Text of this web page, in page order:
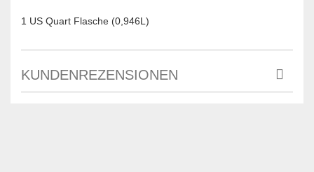
1 US Quart Flasche (0,946L)
KUNDENREZENSIONEN